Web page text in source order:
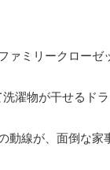
ァミリークローゼ
濯物が干せるド
動線が、面倒な家